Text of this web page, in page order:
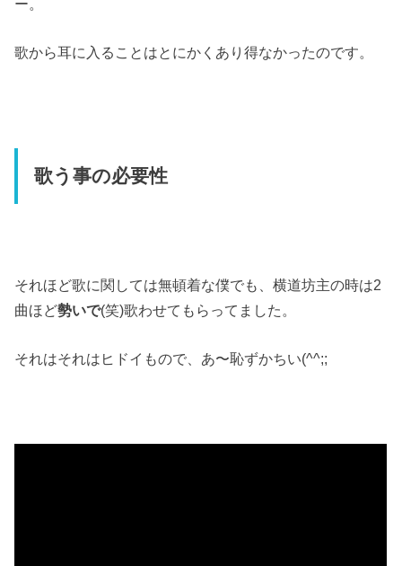
ー。
歌から耳に入ることはとにかくあり得なかったのです。
歌う事の必要性
それほど歌に関しては無頓着な僕でも、横道坊主の時は2
曲ほど勢いで(笑)歌わせてもらってました。
それはそれはヒドイもので、あ〜恥ずかちい(^^;;